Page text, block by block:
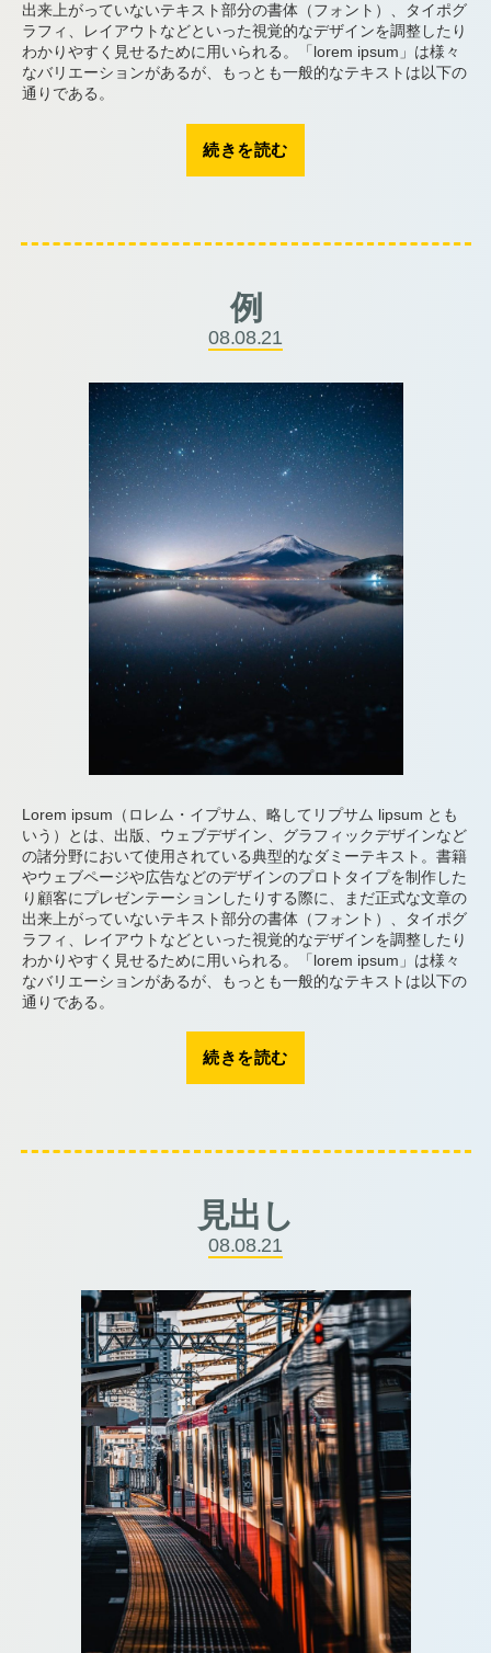
出来上がっていないテキスト部分の書体（フォント）、タイポグ
ラフィ、レイアウトなどといった視覚的なデザインを調整したり
わかりやすく見せるために用いられる。「lorem ipsum」は様々
なバリエーションがあるが、もっとも一般的なテキストは以下の
通りである。
続きを読む
ト
例
08.08.21
Lorem ipsum（ロレム・イプサム、略してリプサム lipsum とも
いう）とは、出版、ウェブデザイン、グラフィックデザインなど
の諸分野において使用されている典型的なダミーテキスト。書籍
やウェブページや広告などのデザインのプロトタイプを制作した
り顧客にプレゼンテーションしたりする際に、まだ正式な文章の
出来上がっていないテキスト部分の書体（フォント）、タイポグ
ラフィ、レイアウトなどといった視覚的なデザインを調整したり
わかりやすく見せるために用いられる。「lorem ipsum」は様々
なバリエーションがあるが、もっとも一般的なテキストは以下の
通りである。
続きを読む
見出し
08.08.21